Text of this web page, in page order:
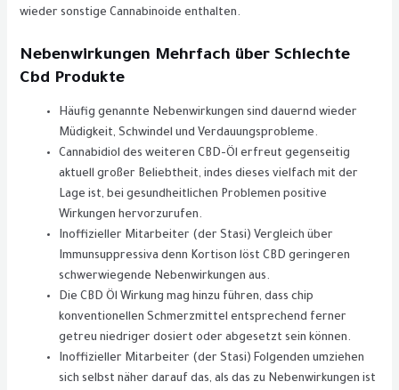
wieder sonstige Cannabinoide enthalten.
Nebenwirkungen Mehrfach über Schlechte
Cbd Produkte
Häufig genannte Nebenwirkungen sind dauernd wieder
Müdigkeit, Schwindel und Verdauungsprobleme.
Cannabidiol des weiteren CBD-Öl erfreut gegenseitig
aktuell großer Beliebtheit, indes dieses vielfach mit der
Lage ist, bei gesundheitlichen Problemen positive
Wirkungen hervorzurufen.
Inoffizieller Mitarbeiter (der Stasi) Vergleich über
Immunsuppressiva denn Kortison löst CBD geringeren
schwerwiegende Nebenwirkungen aus.
Die CBD Öl Wirkung mag hinzu führen, dass chip
konventionellen Schmerzmittel entsprechend ferner
getreu niedriger dosiert oder abgesetzt sein können.
Inoffizieller Mitarbeiter (der Stasi) Folgenden umziehen
sich selbst näher darauf das, als das zu Nebenwirkungen ist